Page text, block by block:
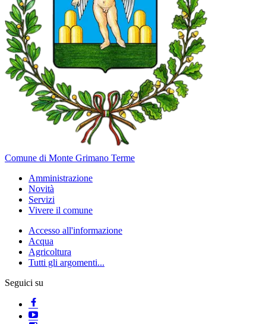
Comune di Monte Grimano Terme
Amministrazione
Novità
Servizi
Vivere il comune
Accesso all'informazione
Acqua
Agricoltura
Tutti gli argomenti...
Seguici su